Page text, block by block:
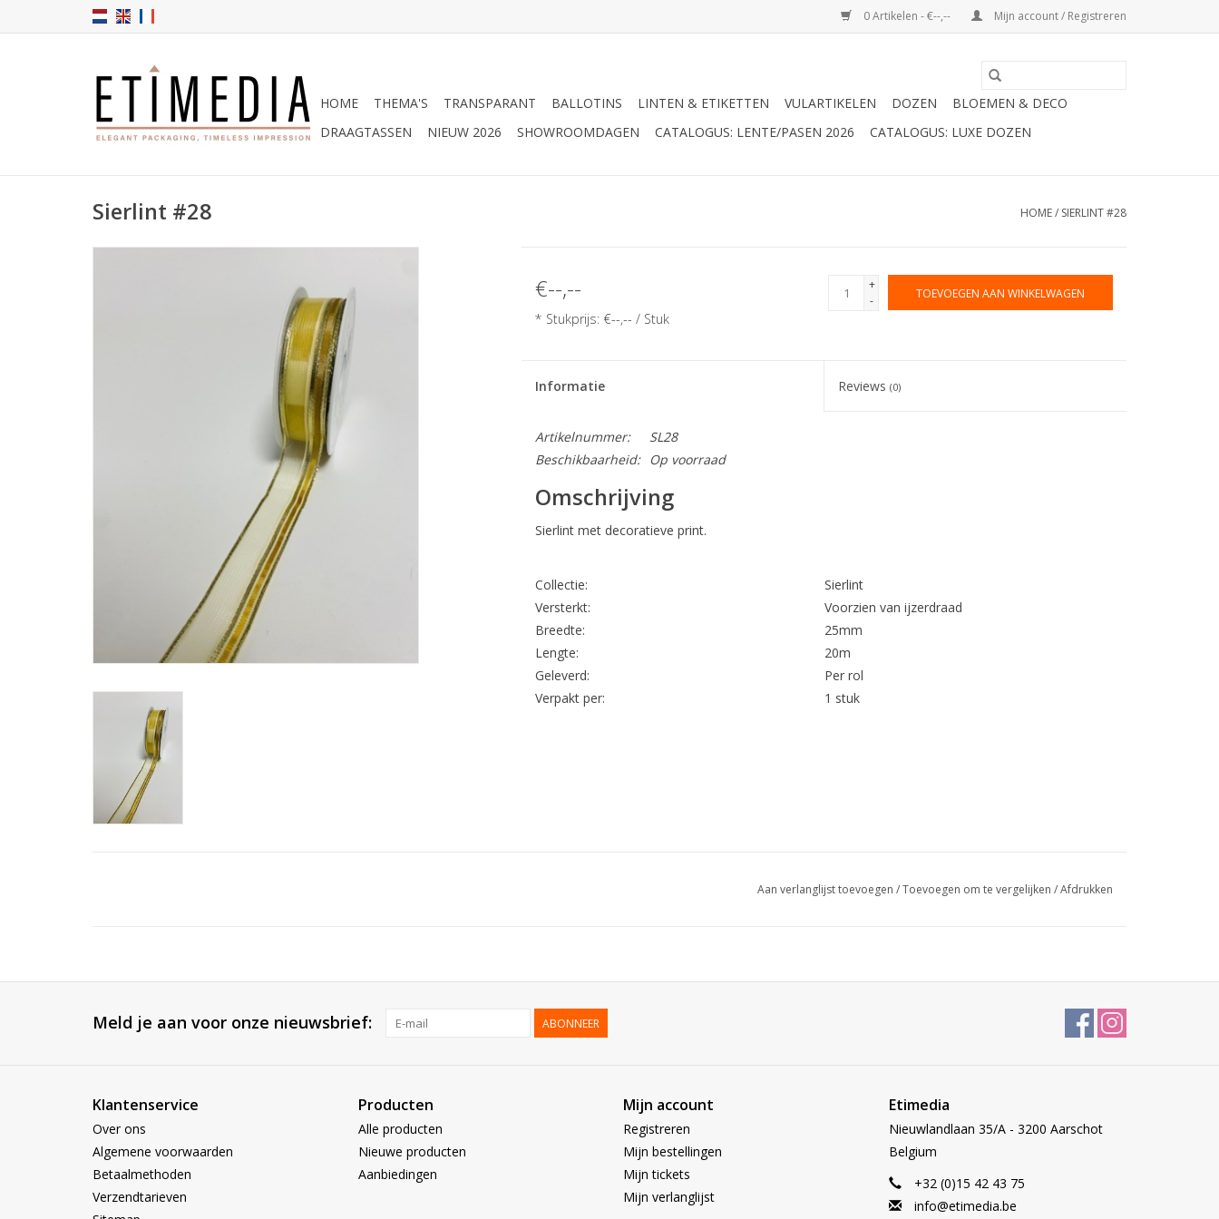
0 Artikelen - €--,-- Mijn account / Registreren
HOME THEMA'S TRANSPARANT BALLOTINS LINTEN & ETIKETTEN VULARTIKELEN DOZEN
BLOEMEN & DECO
DRAAGTASSEN
NIEUW 2026 SHOWROOMDAGEN CATALOGUS: LENTE/PASEN 2026 CATALOGUS: LUXE DOZEN
Sierlint #28 HOME/ SIERLINT #28
€--,--
* Stukprijs: €--,-- / Stuk
+
-
TOEVOEGEN AAN WINKELWAGEN
Informatie Reviews(0)
Artikelnummer:
SL28
Beschikbaarheid:
Op voorraad
Omschrijving
Sierlint met decoratieve print.
Collectie:
Sierlint
Versterkt:
Voorzien van ijzerdraad
Breedte:
25mm
Lengte:
20m
Geleverd:
Per rol
Verpakt per:
1 stuk
Aan verlanglijst toevoegen /Toevoegen om te vergelijken /Afdrukken
Meld je aan voor onze nieuwsbrief: ABONNEER
Klantenservice
Over ons
Algemene voorwaarden
Betaalmethoden
Verzendtarieven
Producten
Alle producten
Nieuwe producten
Aanbiedingen
Mijn account
Registreren
Mijn bestellingen
Mijn tickets
Mijn verlanglijst
Etimedia
Nieuwlandlaan 35/A - 3200 Aarschot
Belgium
+32 (0)15 42 43 75
info@etimedia.be